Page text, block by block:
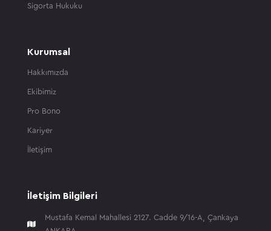
Sigorta Hukuku
Kurumsal
Hakkımızda
Ekibimiz
Pro Bono
Kariyer
İletişim
İletişim Bilgileri

Mustafa Kemal Mahallesi 2127. Cadde 9/16-A, Çankaya